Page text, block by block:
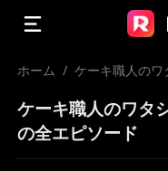
ホーム / ケーキ職人のワ
話
ケーキ職人のワタ
の全エピソード